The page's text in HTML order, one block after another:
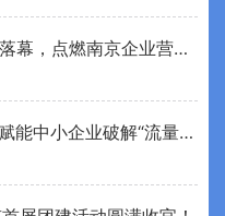
2025百度城市大会南京站圆满落幕，点燃南京企业营销新引擎
2025百度城市大会南通站：AI赋能中小企业破解“流量变留量”增长密码